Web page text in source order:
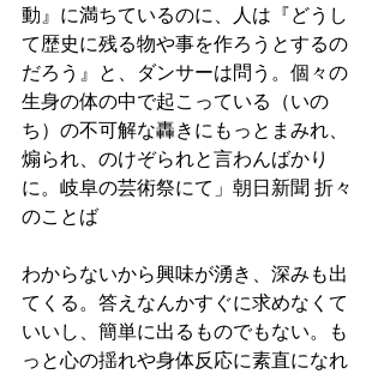
動』に満ちているのに、人は『どうし
て歴史に残る物や事を作ろうとするの
だろう』と、ダンサーは問う。個々の
生身の体の中で起こっている（いの
ち）の不可解な轟きにもっとまみれ、
煽られ、のけぞられと言わんばかり
に。岐阜の芸術祭にて」朝日新聞 折々
のことば
わからないから興味が湧き、深みも出
てくる。答えなんかすぐに求めなくて
いいし、簡単に出るものでもない。も
っと心の揺れや身体反応に素直になれ